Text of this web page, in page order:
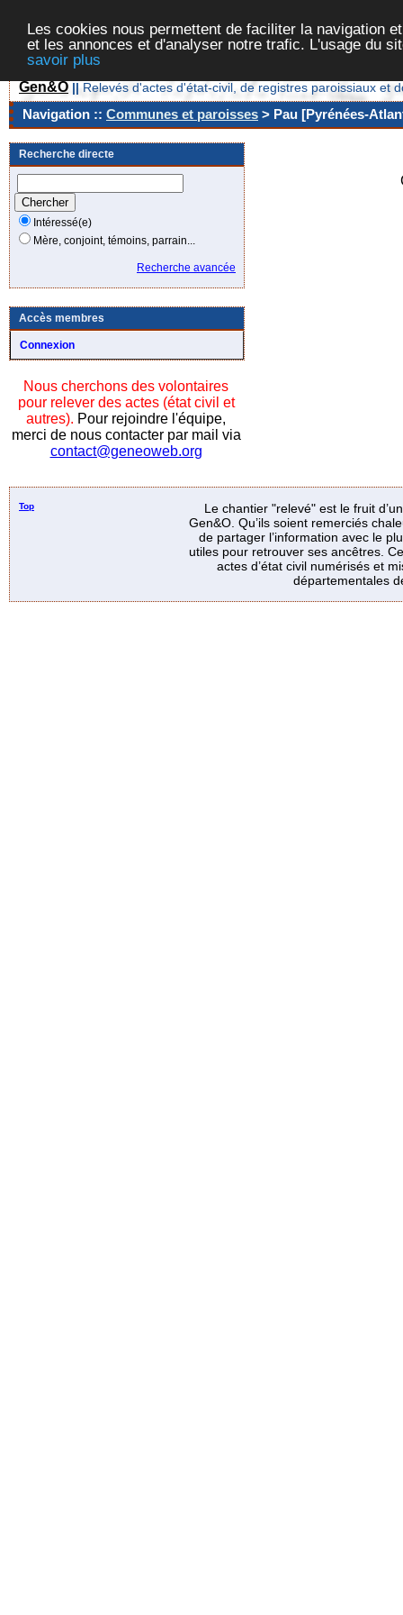
Les cookies nous permettent de faciliter la navigation
et les annonces et d'analyser notre trafic. L'usage du
savoir plus
Gen&O || Relevés d'actes d'état-civil, de registres paroissiaux et
Navigation :: Communes et paroisses > Pau [Pyrénées-
Recherche directe
Intéressé(e)
Mère, conjoint, témoins, parrain...
Recherche avancée
Accès membres
Connexion
Nous cherchons des volontaires
pour relever des actes (état civil et
autres). Pour rejoindre l'équipe,
merci de nous contacter par mail via
contact@geneoweb.org
Top
Le chantier "relevé" est le fruit
Gen&O. Qu’ils soient remerciés
de partager l’information avec le
utiles pour retrouver ses ancêtres.
actes d’état civil numérisés et
départementales